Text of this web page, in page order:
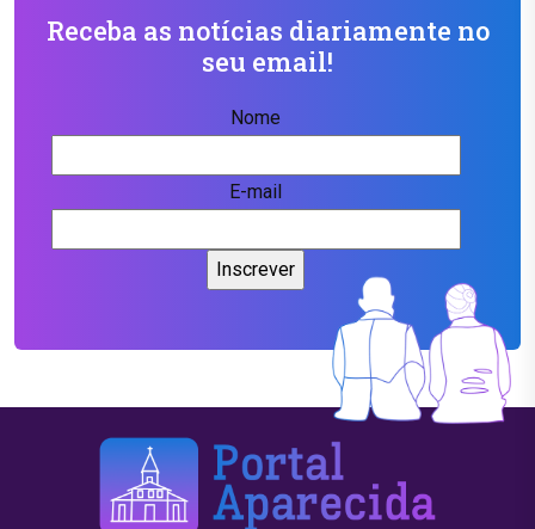
Receba as notícias diariamente no
seu email!
Nome
E-mail